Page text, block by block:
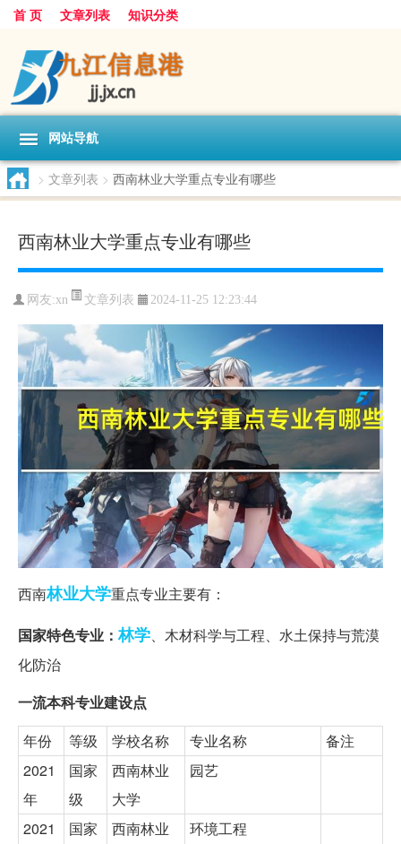
首 页 文章列表 知识分类
网站导航
> 文章列表 > 西南林业大学重点专业有哪些
西南林业大学重点专业有哪些
网友:xn 文章列表 2024-11-25 12:23:44
西南林业大学重点专业主要有：
国家特色专业：林学、木材科学与工程、水土保持与荒漠
化防治
一流本科专业建设点
年份
等级 学校名称 专业名称
备注
2021
年
国家
级
西南林业
大学
园艺
2021
国家
西南林业
环境工程